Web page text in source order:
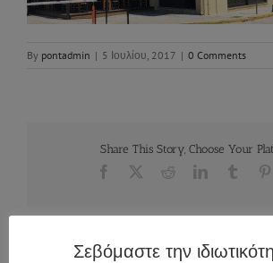
By pontadmin | 5 Ιουλίου, 2017 | 0 Comments
Share This Story, Choose Your
Facebook RedditLinkedInTumblr
Σεβόμαστε την